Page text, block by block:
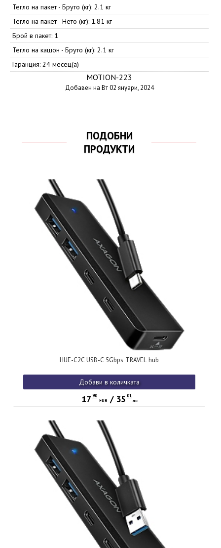
Тегло на пакет - Бруто (кг): 2.1 кг
Тегло на пакет - Нето (кг): 1.81 кг
Брой в пакет: 1
Тегло на кашон - Бруто (кг): 2.1 кг
Гаранция: 24 месец(а)
MOTION-223
Добавен на Вт 02 януари, 2024
ПОДОБНИ
ПРОДУКТИ
HUE-C2C USB-C 5Gbps TRAVEL hub
Добави в количката
17 90
EUR/ 35 01
лв